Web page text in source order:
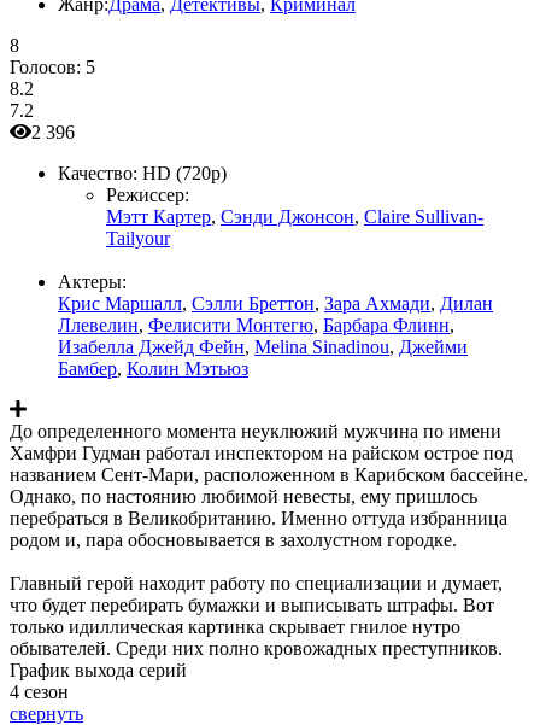
8
Голосов: 5
8.2
7.2
2 396
Качество: HD (720p)
Режиссер:
Мэтт Картер, Сэнди Джонсон, Claire Sullivan-
Tailyour
Актеры:
Крис Маршалл, Сэлли Бреттон, Зара Ахмади, Дилан
Ллевелин, Фелисити Монтегю, Барбара Флинн,
Изабелла Джейд Фейн, Melina Sinadinou, Джейми
Бамбер, Колин Мэтьюз
До определенного момента неуклюжий мужчина по имени
Хамфри Гудман работал инспектором на райском острое под
названием Сент-Мари, расположенном в Карибском бассейне.
Однако, по настоянию любимой невесты, ему пришлось
перебраться в Великобританию. Именно оттуда избранница
родом и, пара обосновывается в захолустном городке.
Главный герой находит работу по специализации и думает,
что будет перебирать бумажки и выписывать штрафы. Вот
только идиллическая картинка скрывает гнилое нутро
обывателей. Среди них полно кровожадных преступников.
График выхода серий
4 сезон
свернуть